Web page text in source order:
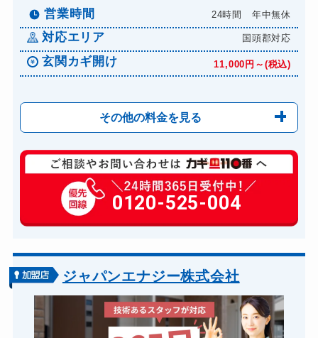
営業時間 24時間 年中無休
対応エリア 国頭郡対応
玄関カギ開け 11,000円～(税込)
その他の料金を見る
玄関カギ修理 6,600円～(税込)
玄関カギ作成 14,300円～(税込)
玄関カギ交換 14,300円～(税込)
バイクカギ開け 13,200円～(税込)
バイクカギ作成 16,500円～(税込)
スーツケースカギ開け 8,800円～(税込)
0120-525-004
ジャパンエナジー株式会社